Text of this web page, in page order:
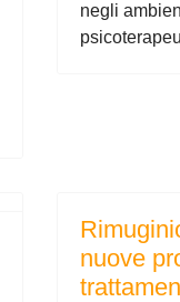
negli
nuove